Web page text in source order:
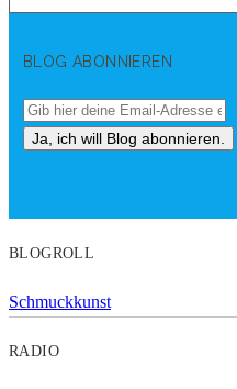
BLOG ABONNIEREN
BLOGROLL
Schmuckkunst
RADIO